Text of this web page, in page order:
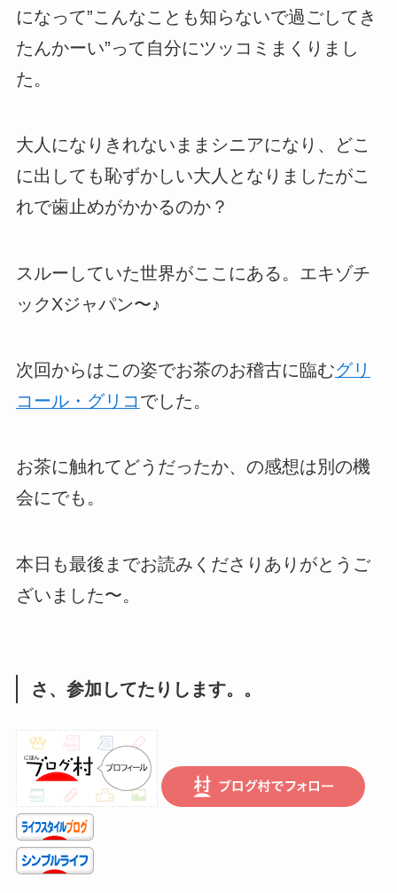
になって”こんなことも知らないで過ごしてき
たんかーい”って自分にツッコミまくりまし
た。
大人になりきれないままシニアになり、どこ
に出しても恥ずかしい大人となりましたがこ
れで歯止めがかかるのか？
スルーしていた世界がここにある。エキゾチ
ックXジャパン〜♪
次回からはこの姿でお茶のお稽古に臨むグリ
コール・グリコでした。
お茶に触れてどうだったか、の感想は別の機
会にでも。
本日も最後までお読みくださりありがとうご
ざいました〜。
さ、参加してたりします。。